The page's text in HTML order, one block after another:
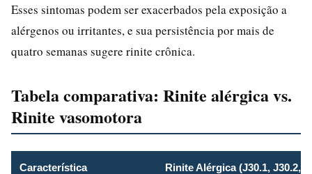
Esses sintomas podem ser exacerbados pela exposição a
alérgenos ou irritantes, e sua persistência por mais de
quatro semanas sugere rinite crônica.
Tabela comparativa: Rinite alérgica vs.
Rinite vasomotora
Característica Rinite Alérgica (J30.1, J30.2,